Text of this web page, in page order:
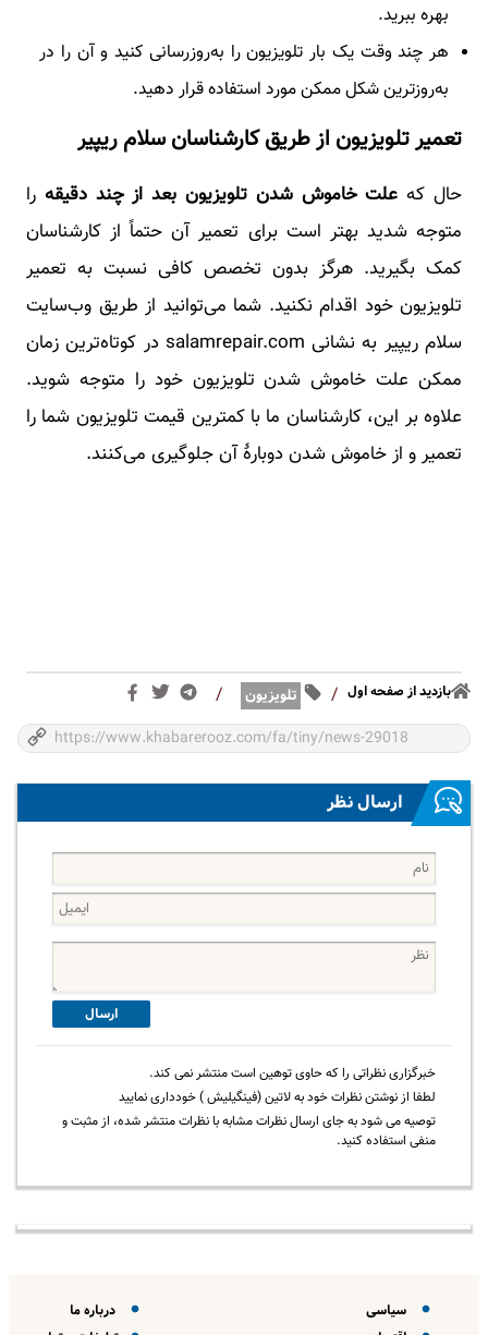
بهره ببرید.
هر چند وقت یک بار تلویزیون را به‌روزرسانی کنید و آن را در
به‌روزترین شکل ممکن مورد استفاده قرار دهید.
تعمیر تلویزیون از طریق کارشناسان سلام ریپیر
حال که علت خاموش شدن تلویزیون بعد از چند دقیقه را
متوجه شدید بهتر است برای تعمیر آن حتماً از کارشناسان
کمک بگیرید. هرگز بدون تخصص کافی نسبت به تعمیر
تلویزیون خود اقدام نکنید. شما می‌توانید از طریق وب‌سایت
سلام ریپیر به نشانی salamrepair.com در کوتاه‌ترین زمان
ممکن علت خاموش شدن تلویزیون خود را متوجه شوید.
علاوه بر این، کارشناسان ما با کمترین قیمت تلویزیون شما را
تعمیر و از خاموش شدن دوبارۀ آن جلوگیری می‌کنند.
بازدید از صفحه اول / تلویزیون /
ارسال نظر
ارسال
خبرگزاری نظراتی را که حاوی توهین است منتشر نمی کند.
لطفا از نوشتن نظرات خود به لاتین (فینگیلیش ) خودداری نمایید
توصیه می شود به جای ارسال نظرات مشابه با نظرات منتشر شده، از مثبت و
منفی استفاده کنید.
سیاسی
درباره ما